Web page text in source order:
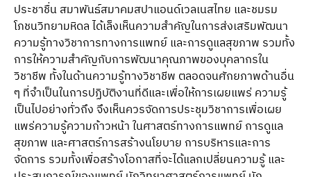
ประชาชื่น สมาพันธ์สมาคมสปาแอนด์เวลเนสไทย และชมรม
โภชนวิทยามหิดล ได้เล็งเห็นความสําคัญในการส่งเสริมพัฒนา
ความรู้ทางวิชาการทางการแพทย์ และการดูแลสุขภาพ รวมทั้ง
การให้ความสําคัญกับการพัฒนาคุณภาพของบุคลากรใน
วิชาชีพ ทั้งในด้านความรู้ทางวิชาชีพ ตลอดจนศักยภาพด้านอื่น
ๆ ที่จําเป็นในการปฏิบัติงานที่ดีและเพื่อให้การเผยแพร่ ความรู้
เป็นไปอย่างทั่วถึง จึงเห็นควรจัดการประชุมวิชาการเพื่อเผย
แพร่ความรู้ความก้าวหน้า ในศาสตร์ทางการแพทย์ การดูแล
สุขภาพ และศาสตร์การสร้างนโยบาย การบริหารและการ
จัดการ รวมทั้งเพื่อสร้างโอกาสที่จะได้แลกเปลี่ยนความรู้ และ